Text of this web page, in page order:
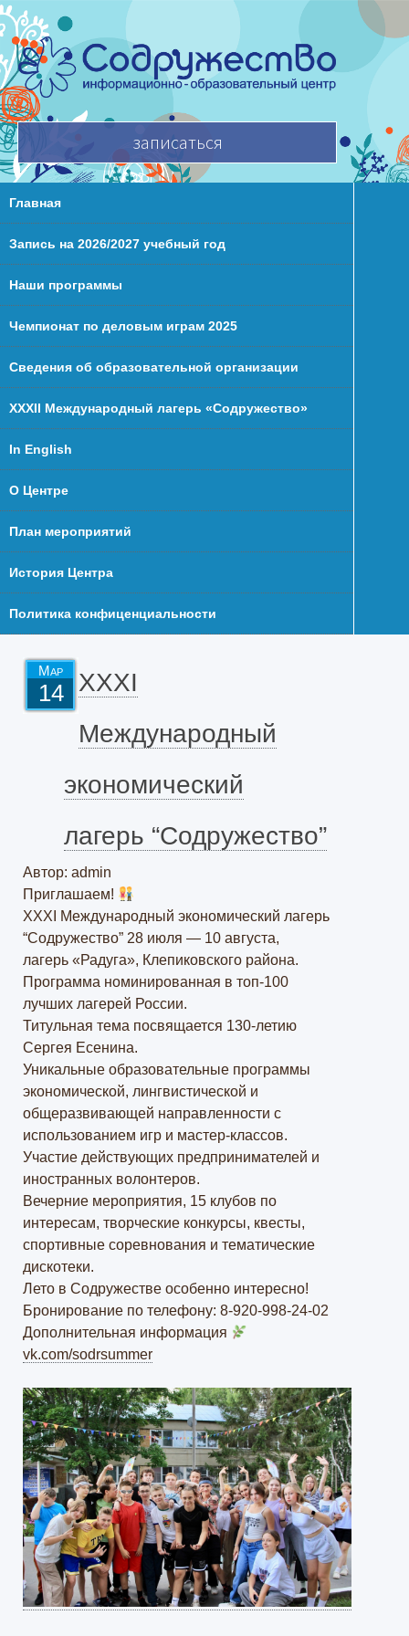
записаться
Главная
Запись на 2026/2027 учебный год
Наши программы
Чемпионат по деловым играм 2025
Сведения об образовательной организации
XXХII Международный лагерь «Содружество»
In English
О Центре
План мероприятий
История Центра
Политика конфиценциальности
Мар
14 XXXI
Международный
экономический
лагерь “Содружество”
Автор: admin
Приглашаем!
XXXI Международный экономический лагерь
“Содружество” 28 июля — 10 августа,
лагерь «Радуга», Клепиковского района.
Программа номинированная в топ-100
лучших лагерей России.
Титульная тема посвящается 130-летию
Сергея Есенина.
Уникальные образовательные программы
экономической, лингвистической и
общеразвивающей направленности с
использованием игр и мастер-классов.
Участие действующих предпринимателей и
иностранных волонтеров.
Вечерние мероприятия, 15 клубов по
интересам, творческие конкурсы, квесты,
спортивные соревнования и тематические
дискотеки.
Лето в Содружестве особенно интересно!
Бронирование по телефону: 8-920-998-24-02
Дополнительная информация
vk.com/sodrsummer